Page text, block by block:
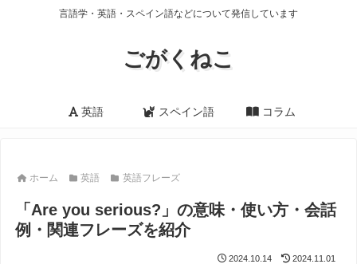
言語学・英語・スペイン語などについて発信しています
ごがくねこ
英語 スペイン語 コラム
ホーム 英語 英語フレーズ
「Are you serious?」の意味・使い方・会話
例・関連フレーズを紹介
2024.10.14 2024.11.01